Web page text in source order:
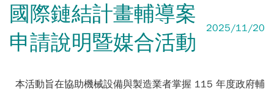
國際鏈結計畫輔導案
申請說明暨媒合活動
2025/11/20
本活動旨在協助機械設備與製造業者掌握 115 年度政府輔